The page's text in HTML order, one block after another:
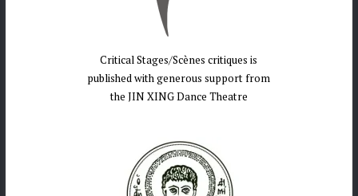
Critical Stages/Scènes critiques is
published with generous support from
the JIN XING Dance Theatre